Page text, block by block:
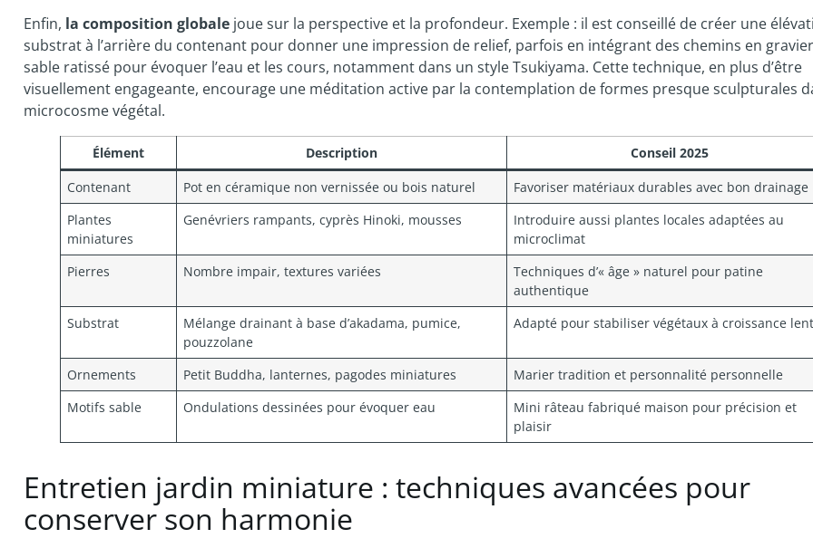
Enfin, la composition globale joue sur la perspective et la profondeur. Exemple : il est conseillé de créer une
substrat à l’arrière du contenant pour donner une impression de relief, parfois en intégrant des chemins en
sable ratissé pour évoquer l’eau et les cours, notamment dans un style Tsukiyama. Cette technique, en plus d’être
visuellement engageante, encourage une méditation active par la contemplation de formes presque sculpturales
microcosme végétal.
Élément Description
Conseil 2025
Contenant
Pot en céramique non vernissée ou bois naturel
Favoriser matériaux durables avec bon drainage
Plantes
miniatures
Genévriers rampants, cyprès Hinoki, mousses
Introduire aussi plantes locales adaptées au
microclimat
Pierres
Nombre impair, textures variées
Techniques d’« âge » naturel pour patine
authentique
Substrat
Mélange drainant à base d’akadama, pumice,
pouzzolane
Adapté pour stabiliser végétaux à croissance
Ornements Petit Buddha, lanternes, pagodes miniatures
Marier tradition et personnalité personnelle
Motifs sable
Ondulations dessinées pour évoquer eau
Mini râteau fabriqué maison pour précision et
plaisir
Entretien jardin miniature : techniques avancées pour
conserver son harmonie